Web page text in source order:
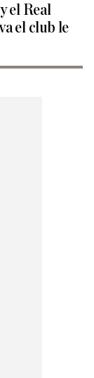
el Real
el club le